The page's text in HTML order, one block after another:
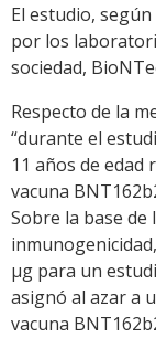
El estudio,
por los
sociedad,
Respecto de la
“durante el
11 años de edad
vacuna
Sobre la base de
μg para un
asignó al azar a
vacuna